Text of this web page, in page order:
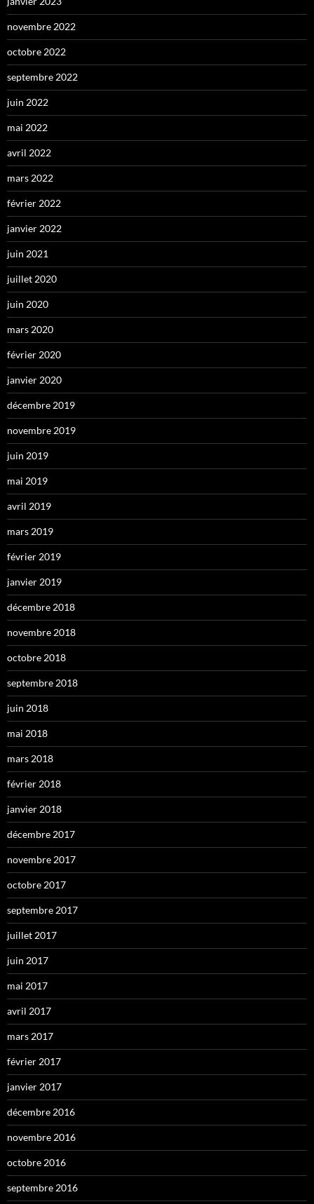
novembre 2022
octobre 2022
septembre 2022
juin 2022
mai 2022
avril 2022
mars 2022
février 2022
janvier 2022
juin 2021
juillet 2020
juin 2020
mars 2020
février 2020
janvier 2020
décembre 2019
novembre 2019
juin 2019
mai 2019
avril 2019
mars 2019
février 2019
janvier 2019
décembre 2018
novembre 2018
octobre 2018
septembre 2018
juin 2018
mai 2018
mars 2018
février 2018
janvier 2018
décembre 2017
novembre 2017
octobre 2017
septembre 2017
juillet 2017
juin 2017
mai 2017
avril 2017
mars 2017
février 2017
janvier 2017
décembre 2016
novembre 2016
octobre 2016
septembre 2016